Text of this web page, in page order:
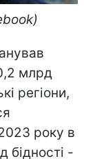
млрд
регіони,
року в
бідності -